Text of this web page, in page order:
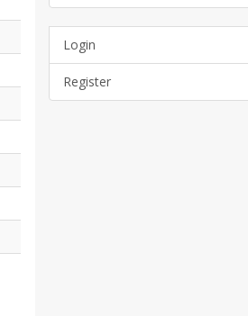
Login
Register